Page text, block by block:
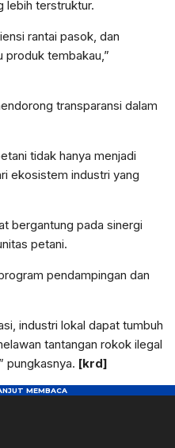
lebih terstruktur.
rantai pasok, dan
produk tembakau,”
transparansi dalam
tidak hanya menjadi
ekosistem industri yang
bergantung pada sinergi
petani.
pendampingan dan
industri lokal dapat tumbuh
tantangan rokok ilegal
pungkasnya. [krd]